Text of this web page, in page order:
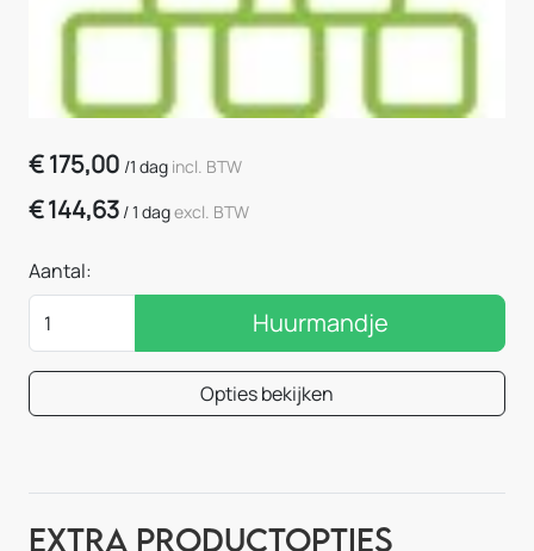
€175,00 /1 dag incl. BTW
€144,63 /1 dagexcl. BTW
Aantal:
Huurmandje
Opties bekijken
Extra Productopties